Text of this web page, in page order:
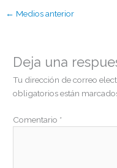
← Medios anterior
Deja una
Tu dirección de correo
obligatorios están
Comentario *